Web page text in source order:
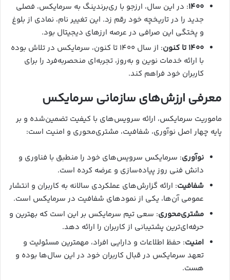
۱۴۰۰: در این سال، ارزجو با ری‌برندینگ به سرمایکس، فصلی
جدید را در تاریخچه خود رقم زد. این تغییر نام، نمادی از بلوغ
و پختگی این صرافی در عرصه ارزهای دیجیتال بود.
۱۴۰۰ تا کنون
: از سال ۱۴۰۰ تا کنون، سرمایکس در تلاش بوده
با ارائه خدمات نوین و به‌روز، تجربه‌ای منحصربه‌فرد را برای
کاربران خود فراهم کند.
معرفی ارزش‌های سازمانی سرمایکس
ماموریت سرمایکس، ارائه سرویس‌های با کیفیت تضمین‌شده و بر
پایه چهار اصل نوآوری، شفافیت، مشتری‌محوری و امنیت است:
نوآوری: سرمایکس سرویس‌های خود را منطبق با فناوری و
دانش فنی روز پیاده‌سازی و عرضه کرده است.
شفافیت: ارائه گزارش‌‌های عملکردی سالانه به کاربران و انتشار
عمومی آن‌ها، یکی از نمودهای شفافیت در سرمایکس است.
مشتری‌محوری: سعی تیم سرمایکس بر این است که بهترین و
حرفه‌ای‌ترین پشتیبانی از کاربران را ارائه دهد.
امنیت: حفظ اطلاعات و دارایی افراد، مهمترین مسئولیت و
تعهد سرمایکس در قبال کاربران خود در این سال‌ها بوده و
هست.